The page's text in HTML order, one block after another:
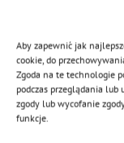
Aby zapewnić jak
cookie, do
Zgoda na te technologie
podczas przeglądania
zgody lub wycofanie
funkcje.